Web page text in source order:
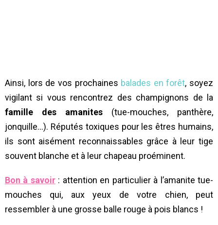
Ainsi, lors de vos prochaines balades en forêt, soyez
vigilant si vous rencontrez des champignons de la
famille des amanites (tue-mouches, panthère,
jonquille…). Réputés toxiques pour les êtres humains,
ils sont aisément reconnaissables grâce à leur tige
souvent blanche et à leur chapeau proéminent.
Bon à savoir: attention en particulier à l’amanite tue-
mouches qui, aux yeux de votre chien, peut
ressembler à une grosse balle rouge à pois blancs !